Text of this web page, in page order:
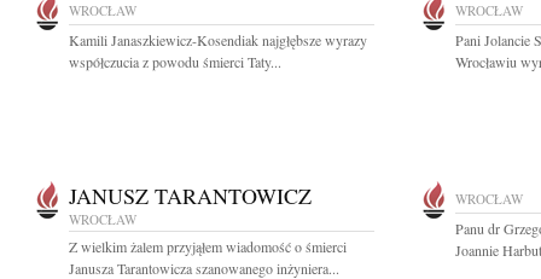
WROCŁAW
Kamili Janaszkiewicz-Kosendiak najgłębsze wyrazy
współczucia z powodu śmierci Taty...
WROCŁAW
Pani Jolancie
Wrocławiu
JANUSZ TARANTOWICZ
WROCŁAW
Z wielkim żalem przyjąłem wiadomość o śmierci
Janusza Tarantowicza szanowanego inżyniera...
WROCŁAW
Panu dr
Joannie